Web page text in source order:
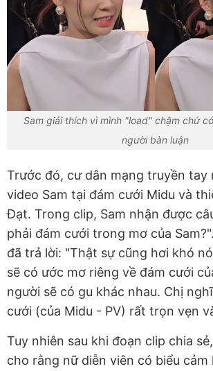
Sam giải thích vì mình "load" chậm chứ
người bàn luận
Trước đó, cư dân mạng truyền tay
video Sam tại đám cưới Midu và
Đạt. Trong clip, Sam nhận được
phải đám cưới trong mơ của
đã trả lời: "Thật sự cũng hơi khó
sẽ có ước mơ riêng về đám cưới
người sẽ có gu khác nhau. Chị
cưới (của Midu - PV) rất trọn vẹn
Tuy nhiên sau khi đoạn clip chia
cho rằng nữ diễn viên có biểu